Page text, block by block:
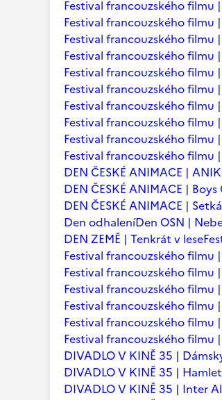
Festival francouzského filmu
Festival francouzského filmu
Festival francouzského filmu
Festival francouzského filmu
Festival francouzského filmu
Festival francouzského filmu
Festival francouzského filmu
Festival francouzského filmu
Festival francouzského filmu
Festival francouzského filmu
DEN ČESKÉ ANIMACE |
DEN ČESKÉ ANIMACE |
DEN ČESKÉ ANIMACE |
Den odhaleníDen OSN |
DEN ZEMĚ | Tenkrát v lese
Festival francouzského filmu
Festival francouzského filmu
Festival francouzského filmu
Festival francouzského filmu
Festival francouzského filmu
Festival francouzského filmu
DIVADLO V KINĚ 35 |
DIVADLO V KINĚ 35 |
DIVADLO V KINĚ 35 | Inter